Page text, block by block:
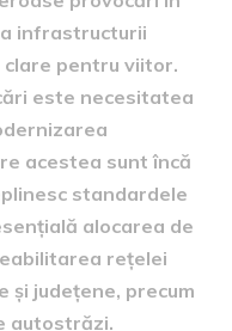
infrastructurii
pentru viitor.
este necesitatea
acestea sunt încă
standardele
alocarea de
rețelei
și județene, precum
autostrăzi.